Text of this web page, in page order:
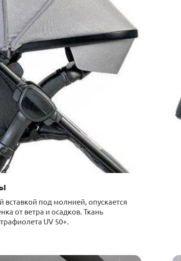
под молнией, опускается
от ветра и осадков. Ткань
UV 50+.